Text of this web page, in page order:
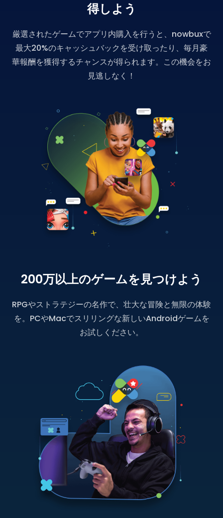
得しよう
厳選されたゲームでアプリ内購入を行うと、nowbuxで
最大20%のキャッシュバックを受け取ったり、毎月豪
華報酬を獲得するチャンスが得られます。この機会をお
見逃しなく！
200万以上のゲームを見つけよう
RPGやストラテジーの名作で、壮大な冒険と無限の体験
を。PCやMacでスリリングな新しいAndroidゲームを
お試しください。